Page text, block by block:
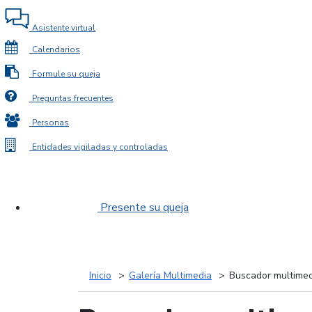
Asistente virtual
Calendarios
Formule su queja
Preguntas frecuentes
Personas
Entidades vigiladas y controladas
Presente su queja
Inicio Galería Multimedia Buscador